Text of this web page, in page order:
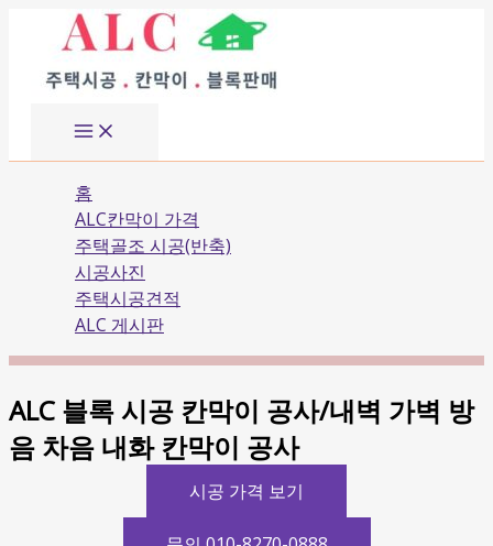
Main
Menu
홈
ALC칸막이 가격
주택골조 시공(반축)
시공사진
주택시공견적
ALC 게시판
ALC 블록 시공 칸막이 공사/내벽 가벽 방
음 차음 내화 칸막이 공사
시공 가격 보기